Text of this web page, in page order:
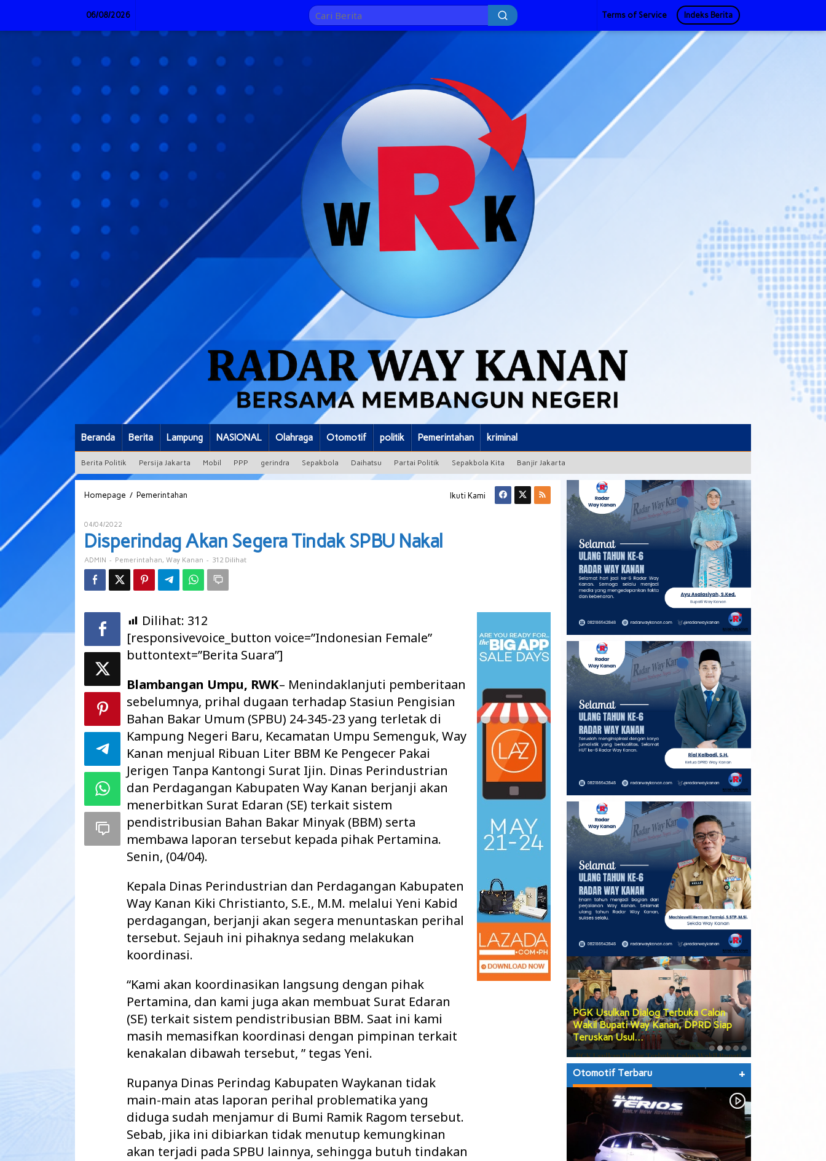
konten
06/08/2026 Terms of Service Indeks Berita
Beranda Berita Lampung NASIONAL Olahraga Otomotif politik Pemerintahan kriminal
Berita Politik Persija Jakarta Mobil PPP gerindra Sepakbola Daihatsu Partai Politik Sepakbola Kita Banjir Jakarta
Homepage / Pemerintahan
SPBU
Ikuti Kami
04/04/2022
ADMIN
Disperindag Akan Segera Tindak SPBU Nakal
ADMIN - Pemerintahan, Way Kanan - 312 Dilihat
Dilihat: 312
[responsivevoice_button voice=”Indonesian Female”
buttontext=”Berita Suara”]
Blambangan Umpu, RWK– Menindaklanjuti pemberitaan
sebelumnya, prihal dugaan terhadap Stasiun Pengisian
Bahan Bakar Umum (SPBU) 24-345-23 yang terletak di
Kampung Negeri Baru, Kecamatan Umpu Semenguk, Way
Kanan menjual Ribuan Liter BBM Ke Pengecer Pakai
Jerigen Tanpa Kantongi Surat Ijin. Dinas Perindustrian
dan Perdagangan Kabupaten Way Kanan berjanji akan
menerbitkan Surat Edaran (SE) terkait sistem
pendistribusian Bahan Bakar Minyak (BBM) serta
membawa laporan tersebut kepada pihak Pertamina.
Senin, (04/04).
Kepala Dinas Perindustrian dan Perdagangan Kabupaten
Way Kanan Kiki Christianto, S.E., M.M. melalui Yeni Kabid
perdagangan, berjanji akan segera menuntaskan perihal
tersebut. Sejauh ini pihaknya sedang melakukan
koordinasi.
“Kami akan koordinasikan langsung dengan pihak
Pertamina, dan kami juga akan membuat Surat Edaran
(SE) terkait sistem pendistribusian BBM. Saat ini kami
masih memasifkan koordinasi dengan pimpinan terkait
kenakalan dibawah tersebut, ” tegas Yeni.
Rupanya Dinas Perindag Kabupaten Waykanan tidak
main-main atas laporan perihal problematika yang
diduga sudah menjamur di Bumi Ramik Ragom tersebut.
Sebab, jika ini dibiarkan tidak menutup kemungkinan
akan terjadi pada SPBU lainnya, sehingga butuh tindakan
Maharatu Soroti Ruang Kelas Rusak
hingga Pustu Tak Layak, Minta Pemkab
Way Kanan…
Pisah Sambut Kapolres Way Kanan,
AKBP Didik Berpamitan, AKBP
Ramadhona Siap Lanj…
PGK Usulkan Dialog Terbuka Calon
Wakil Bupati Way Kanan, DPRD Siap
Teruskan Usul…
Otomotif Terbaru +